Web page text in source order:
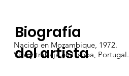
Nacido en Mozambique, 1972.
Vive y trabaja en Lisboa, Portugal.
Biografía
del artista